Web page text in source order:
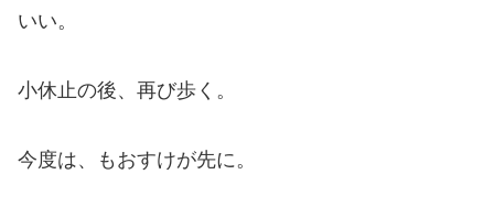
いい。
小休止の後、再び歩く。
今度は、もおすけが先に。